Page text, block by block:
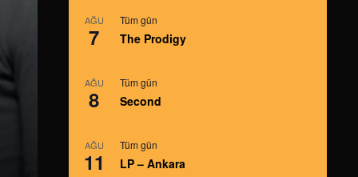
AĞU
7
Tüm gün
The Prodigy
AĞU
8
Tüm gün
Second
AĞU
11
Tüm gün
LP – Ankara